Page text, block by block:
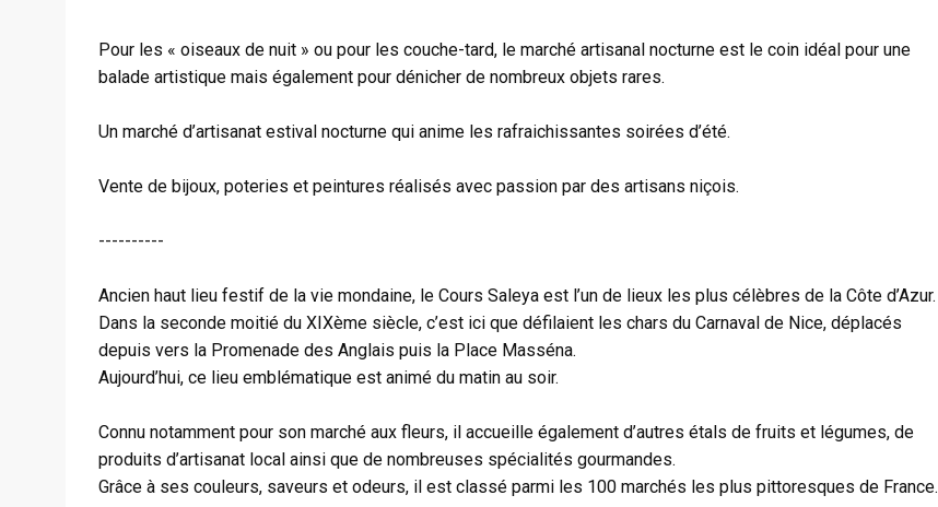
Pour les « oiseaux de nuit » ou pour les couche-tard, le marché artisanal nocturne est le coin idéal pour une
balade artistique mais également pour dénicher de nombreux objets rares.
Un marché d’artisanat estival nocturne qui anime les rafraichissantes soirées d’été.
Vente de bijoux, poteries et peintures réalisés avec passion par des artisans niçois.
----------
Ancien haut lieu festif de la vie mondaine, le Cours Saleya est l’un de lieux les plus célèbres de la Côte d’Azur.
Dans la seconde moitié du XIXème siècle, c’est ici que défilaient les chars du Carnaval de Nice, déplacés
depuis vers la Promenade des Anglais puis la Place Masséna.
Aujourd’hui, ce lieu emblématique est animé du matin au soir.
Connu notamment pour son marché aux fleurs, il accueille également d’autres étals de fruits et légumes, de
produits d’artisanat local ainsi que de nombreuses spécialités gourmandes.
Grâce à ses couleurs, saveurs et odeurs, il est classé parmi les 100 marchés les plus pittoresques de France.